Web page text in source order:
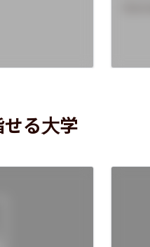
る大学